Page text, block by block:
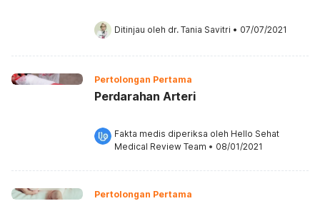
Ditinjau oleh dr. Tania Savitri • 07/07/2021
Pertolongan Pertama
Perdarahan Arteri
Fakta medis diperiksa oleh Hello Sehat
Medical Review Team • 08/01/2021
Pertolongan Pertama